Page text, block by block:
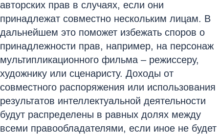
авторских прав в случаях, если они
принадлежат совместно нескольким лицам. В
дальнейшем это поможет избежать споров о
принадлежности прав, например, на персонаж
мультипликационного фильма – режиссеру,
художнику или сценаристу. Доходы от
совместного распоряжения или использования
результатов интеллектуальной деятельности
будут распределены в равных долях между
всеми правообладателями, если иное не будет